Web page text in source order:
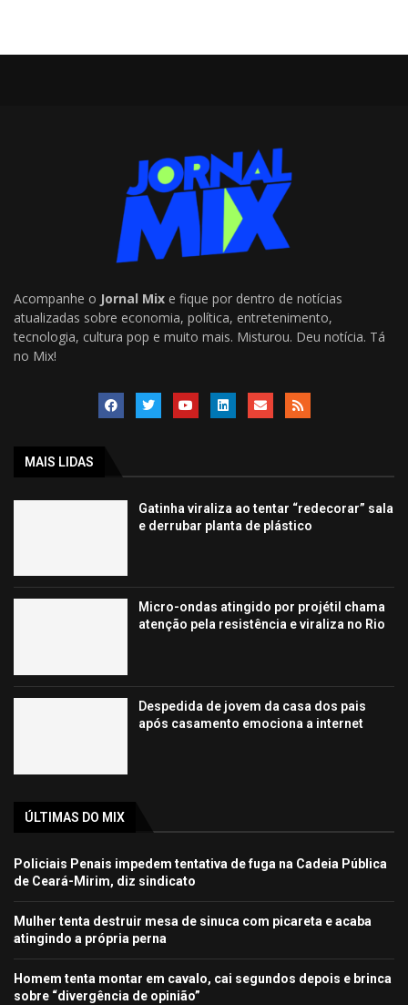
Acompanhe o Jornal Mix e fique por dentro de notícias
atualizadas sobre economia, política, entretenimento,
tecnologia, cultura pop e muito mais. Misturou. Deu notícia. Tá
no Mix!
MAIS LIDAS
Gatinha viraliza ao tentar “redecorar” sala
e derrubar planta de plástico
Micro-ondas atingido por projétil chama
atenção pela resistência e viraliza no Rio
Despedida de jovem da casa dos pais
após casamento emociona a internet
ÚLTIMAS DO MIX
Policiais Penais impedem tentativa de fuga na Cadeia Pública
de Ceará-Mirim, diz sindicato
Mulher tenta destruir mesa de sinuca com picareta e acaba
atingindo a própria perna
Homem tenta montar em cavalo, cai segundos depois e brinca
sobre “divergência de opinião”